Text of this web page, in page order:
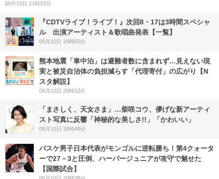
08月10日 21時23分
『CDTVライブ！ライブ！』次回8・17は3時間スペシャ
ル 出演アーティスト＆歌唱曲発表【一覧】
08月10日 20時55分
熊本地震「車中泊」は避難者数に含まれず…見えない現
実と被災自治体の負担減らす「代理寄付」の広がり【N
スタ解説】
08月10日 20時52分
「まさしく、天女さま」…柴咲コウ、儚げな新アーティ
スト写真に反響「神秘的な美しさ!!」「かわいい」
08月10日 20時48分
バスケ男子日本代表がモンゴルに逆転勝ち！第4クォータ
ーで27－3と圧倒、ハーパージュニアが攻守で魅せた
【国際試合】